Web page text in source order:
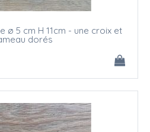
ø 5 cm H 11cm - une croix et
dorés